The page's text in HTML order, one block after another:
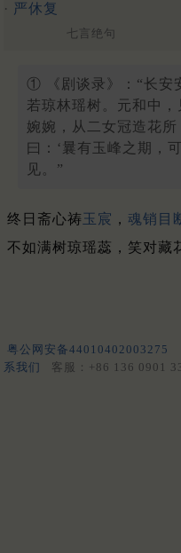
· 严休复
七言绝句
① 《剧谈录》：“长安
若琼林瑶树。元和中
婉婉，从二女冠造花所
曰：‘曩有玉峰之期，
见。”
终日斋心祷玉宸 ， 魂销目
不如满树琼瑶蕊，笑对藏
粤公网安备44010402003275
系我们
客服：+86 136 0901